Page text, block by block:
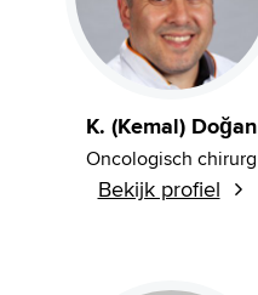
K. (Kemal) Doğan
Oncologisch chirurg
Bekijk profiel